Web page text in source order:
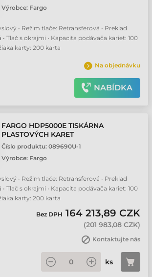
Výrobce: Fargo
• Režim tlače: Retransferová • Preklad
Tlač s okrajmi • Kapacita podávača kariet: 100
karty: 200 karta
Na objednávku
NABÍDKA
FARGO HDP5000E TISKÁRNA
PLASTOVÝCH KARET
Číslo produktu: 089690U-1
Výrobce: Fargo
• Režim tlače: Retransferová • Preklad
Tlač s okrajmi • Kapacita podávača kariet: 100
karty: 200 karta
Bez DPH 164 213,89 CZK
(201 983,08 CZK)
Kontaktujte nás
ks